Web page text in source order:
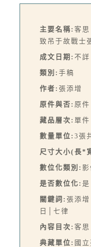
主要名稱: 客思
致吊于故戰士
成文日期: 不詳
類別: 手稿
作者: 張添增
原件與否: 原件
藏品層次: 單件
數量單位: 3張
尺寸大小(長*
數位化類別:
是否數位化: 是
關鍵詞: 張添
日│七律
內容目次: 客
典藏單位: 國